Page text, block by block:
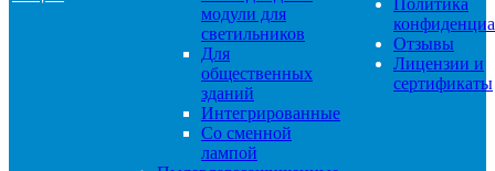
модули для
светильников
Для
общественных
зданий
Интегрированные
Со сменной
лампой
Политика
Отзывы
Лицензии и
сертификаты